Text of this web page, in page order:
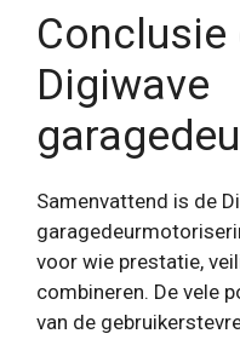
Conclusie
Digiwave
Samenvattend is de
voor wie prestatie,
combineren. De vele
van de